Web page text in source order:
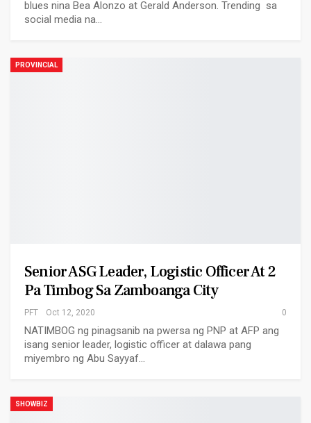
blues nina Bea Alonzo at Gerald Anderson. Trending sa
social media na…
PROVINCIAL
Senior ASG Leader, Logistic Officer At 2
Pa Timbog Sa Zamboanga City
PFT Oct 12, 2020 0
NATIMBOG ng pinagsanib na pwersa ng PNP at AFP ang
isang senior leader, logistic officer at dalawa pang
miyembro ng Abu Sayyaf…
SHOWBIZ